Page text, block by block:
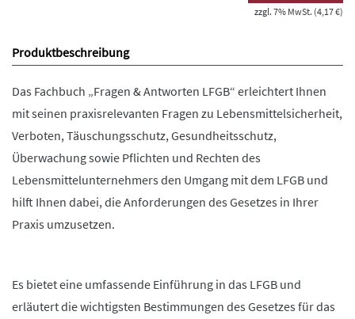
zzgl. 7% MwSt. (4,17 €)
Produktbeschreibung
Das Fachbuch „Fragen & Antworten LFGB“ erleichtert Ihnen
mit seinen praxisrelevanten Fragen zu Lebensmittelsicherheit,
Verboten, Täuschungsschutz, Gesundheitsschutz,
Überwachung sowie Pflichten und Rechten des
Lebensmittelunternehmers den Umgang mit dem LFGB und
hilft Ihnen dabei, die Anforderungen des Gesetzes in Ihrer
Praxis umzusetzen.
Es bietet eine umfassende Einführung in das LFGB und
erläutert die wichtigsten Bestimmungen des Gesetzes für das